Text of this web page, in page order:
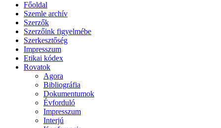
Főoldal
Szemle archív
Szerzők
Szerzőink figyelmébe
Szerkesztőség
Impresszum
Etikai kódex
Rovatok
Agora
Bibliográfia
Dokumentumok
Évforduló
Impresszum
Interjú